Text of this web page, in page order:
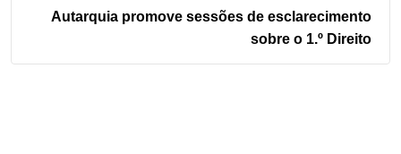
Autarquia promove sessões de esclarecimento
sobre o 1.º Direito